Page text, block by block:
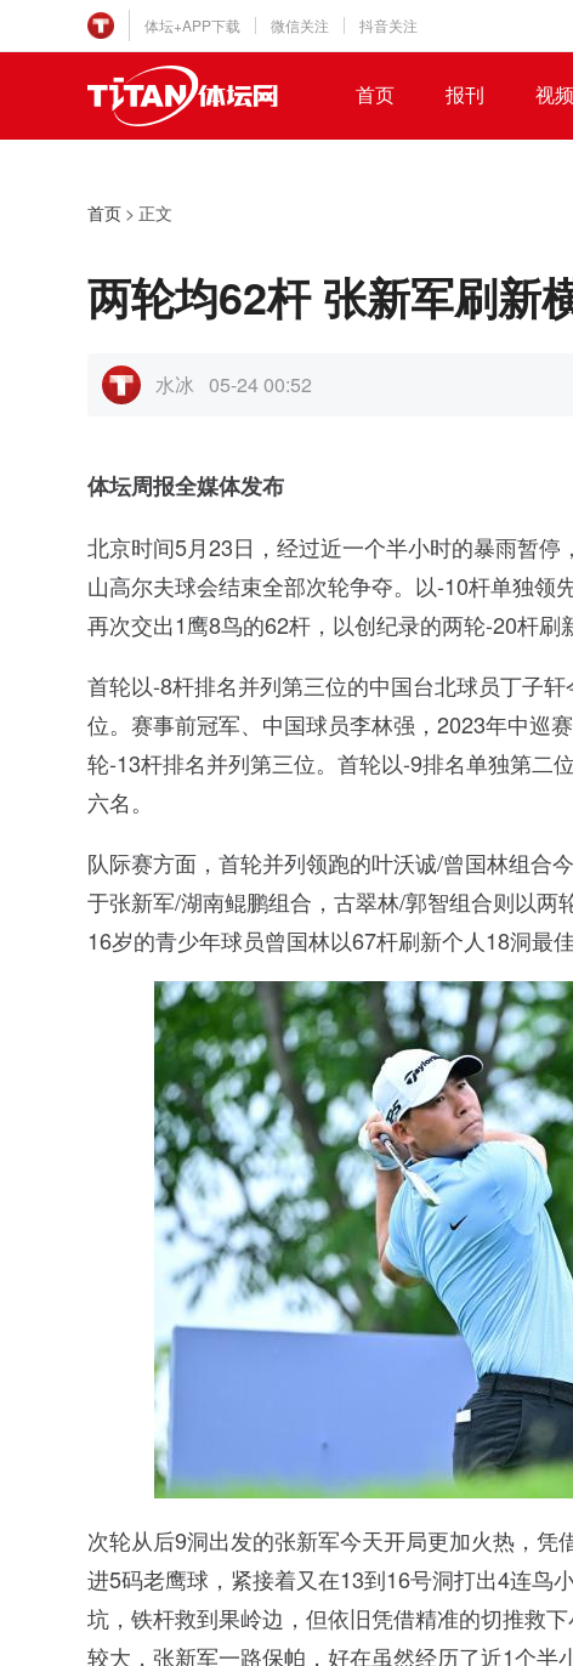
体坛+APP下载 微信关注 抖音关注
首页 报刊 视频
首页 > 正文
两轮均62杆 张新军刷新
水冰 05-24 00:52
体坛周报全媒体发布
北京时间5月23日，经过近一个半小时的暴雨暂
山高尔夫球会结束全部次轮争夺。以-10杆单独领
再次交出1鹰8鸟的62杆，以创纪录的两轮-20杆刷
首轮以-8杆排名并列第三位的中国台北球员丁子
位。赛事前冠军、中国球员李林强，2023年中巡
轮-13杆排名并列第三位。首轮以-9排名单独第二
六名。
队际赛方面，首轮并列领跑的叶沃诚/曾国林组合
于张新军/湖南鲲鹏组合，古翠林/郭智组合则以两
16岁的青少年球员曾国林以67杆刷新个人18洞最
次轮从后9洞出发的张新军今天开局更加火热，
进5码老鹰球，紧接着又在13到16号洞打出4连鸟
坑，铁杆救到果岭边，但依旧凭借精准的切推救
较大，张新军一路保帕，好在虽然经历了近1个